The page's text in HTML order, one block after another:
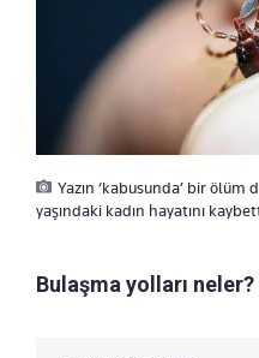
Yazın ‘kabusunda’ bir
yaşındaki kadın hayatını
Bulaşma yolları neler?